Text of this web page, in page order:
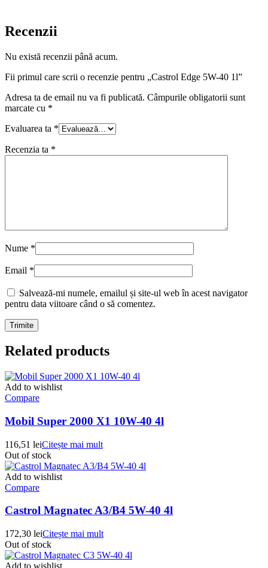
Recenzii
Nu există recenzii până acum.
Fii primul care scrii o recenzie pentru „Castrol Edge 5W-40 1l”
Adresa ta de email nu va fi publicată. Câmpurile obligatorii sunt
marcate cu *
Evaluarea ta *
Recenzia ta *
Nume *
Email *
Salvează-mi numele, emailul și site-ul web în acest navigator
pentru data viitoare când o să comentez.
Related products
Add to wishlist
Compare
Mobil Super 2000 X1 10W-40 4l
116,51 leiCitește mai mult
Out of stock
Add to wishlist
Compare
Castrol Magnatec A3/B4 5W-40 4l
172,30 leiCitește mai mult
Out of stock